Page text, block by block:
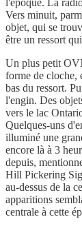
l'époque. La
Vers minuit,
objet, qui se
être un ressort
Un plus petit
forme de cloche,
bas du ressort.
l'engin. Des
vers le lac
Quelques-uns
illuminé une
encore là à 3
depuis,
Hill Pickering
au-dessus de la
apparitions
centrale à cette